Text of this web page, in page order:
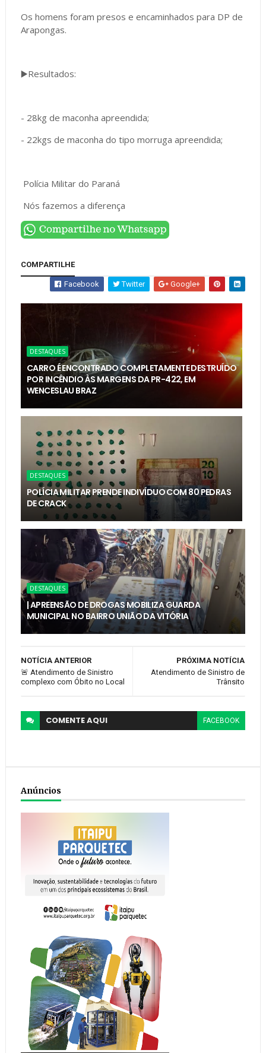
Os homens foram presos e encaminhados para DP de
Arapongas.
▶️Resultados:
- 28kg de maconha apreendida;
- 22kgs de maconha do tipo morruga apreendida;
Polícia Militar do Paraná
Nós fazemos a diferença
COMPARTILHE
Facebook Twitter Google+
DESTAQUES
CARRO É ENCONTRADO COMPLETAMENTE DESTRUÍDO
POR INCÊNDIO ÀS MARGENS DA PR-422, EM
WENCESLAU BRAZ
DESTAQUES
POLÍCIA MILITAR PRENDE INDIVÍDUO COM 80 PEDRAS
DE CRACK
DESTAQUES
| APREENSÃO DE DROGAS MOBILIZA GUARDA
MUNICIPAL NO BAIRRO UNIÃO DA VITÓRIA
PRÓXIMA NOTÍCIA
Atendimento de Sinistro de
Trânsito
NOTÍCIA ANTERIOR
🚨 Atendimento de Sinistro
complexo com Óbito no Local
COMENTEAQUI FACEBOOK
Anúncios